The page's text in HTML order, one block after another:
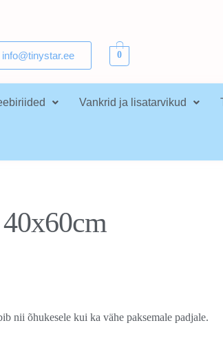
info@tinystar.ee 0
Vankrid ja lisatarvikud
nii õhukesele kui ka vähe paksemale padjale.